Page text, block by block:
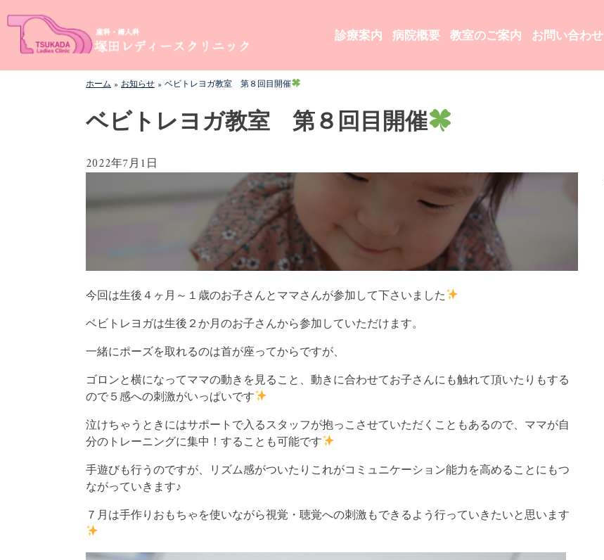
to
content
塚田レディースクリニック
岐阜県瑞浪市の婦人科・産科専門レディースクリニック
です。妊娠検診、胎児超音波診断、更年期障害、月経異
常、不妊、人口妊娠中絶、その他婦人科疾患、不妊の相
談など、どんな小さな悩みでもご相談ください。
診療案内 病院概要 教室のご案内 お問い合わせ
ホーム » お知らせ » ベビトレヨガ教室 第８回目開催
ベビトレヨガ教室 第８回目開催
2022年7月1日
今回は生後４ヶ月～１歳のお子さんとママさんが参加して下さいました
ベビトレヨガは生後２か月のお子さんから参加していただけます。
一緒にポーズを取れるのは首が座ってからですが、
ゴロンと横になってママの動きを見ること、動きに合わせてお子さんにも触れて頂いたりもする
ので５感への刺激がいっぱいです
泣けちゃうときにはサポートで入るスタッフが抱っこさせていただくこともあるので、ママが自
分のトレーニングに集中！することも可能です
手遊びも行うのですが、リズム感がついたりこれがコミュニケーション能力を高めることにもつ
ながっていきます♪
７月は手作りおもちゃを使いながら視覚・聴覚への刺激もできるよう行っていきたいと思います